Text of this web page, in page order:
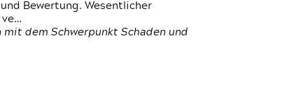
Bewertung. Wesentlicher
ve…
dem Schwerpunkt Schaden und